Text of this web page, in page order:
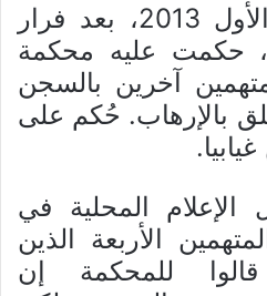
في أكتوبر/تشرين الأول 2013، بعد فرار
حكمت عليه محكمة
آخرين بالسجن
بالإرهاب. حُكم على
الإعلام المحلية في
الأربعة الذين
قالوا للمحكمة إن